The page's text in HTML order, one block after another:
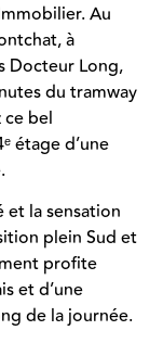
Au
à
Docteur Long,
du tramway
ce bel
étage d’une
et la sensation
plein Sud et
profite
et d’une
de la journée.